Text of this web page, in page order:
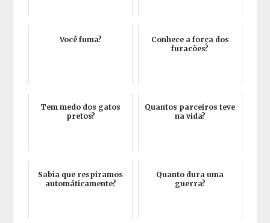
Você fuma?
Conhece a força dos
furacões?
Tem medo dos gatos
pretos?
Quantos parceiros teve
na vida?
Sabia que respiramos
automáticamente?
Quanto dura uma
guerra?